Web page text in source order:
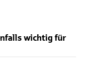
wichtig für